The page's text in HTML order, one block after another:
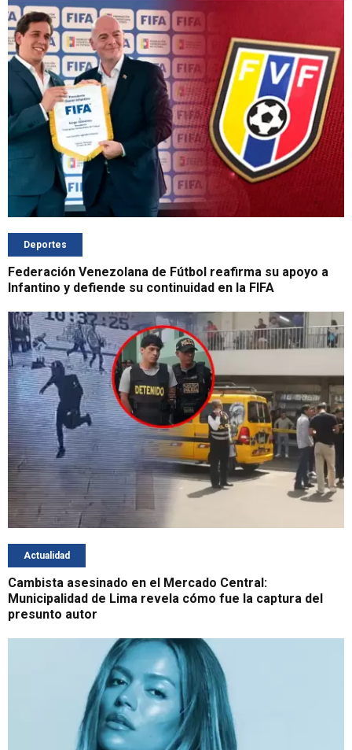
Deportes
Federación Venezolana de Fútbol reafirma su apoyo a
Infantino y defiende su continuidad en la FIFA
Actualidad
Cambista asesinado en el Mercado Central:
Municipalidad de Lima revela cómo fue la captura del
presunto autor